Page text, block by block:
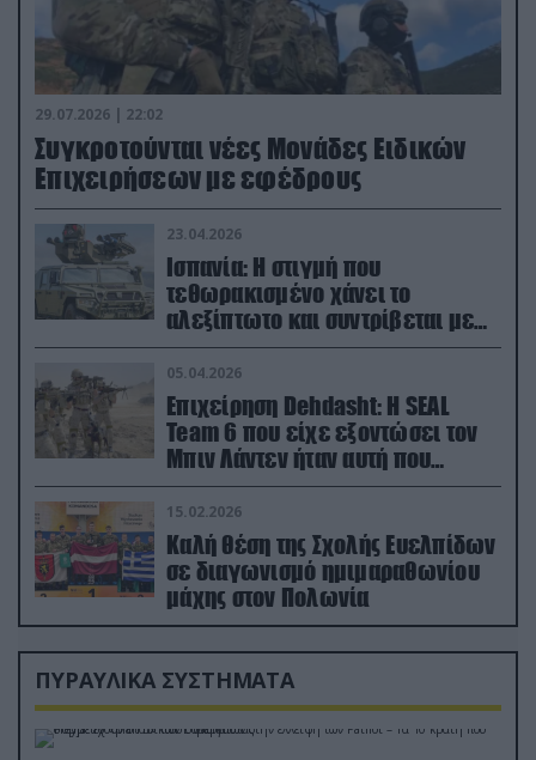
29.07.2026 | 22:02
Συγκροτούνται νέες Μονάδες Ειδικών
Επιχειρήσεων με εφέδρους
23.04.2026
Ισπανία: Η στιγμή που
τεθωρακισμένο χάνει το
αλεξίπτωτο και συντρίβεται με
ορμή στο έδαφος (βίντεο)
05.04.2026
Επιχείρηση Dehdasht: Η SEAL
Team 6 που είχε εξοντώσει τον
Μπιν Λάντεν ήταν αυτή που
διέσωσε τον πιλότο του F-15
15.02.2026
Καλή θέση της Σχολής Ευελπίδων
σε διαγωνισμό ημιμαραθωνίου
μάχης στον Πολωνία
ΠΥΡΑΥΛΙΚΑ ΣΥΣΤΗΜΑΤΑ